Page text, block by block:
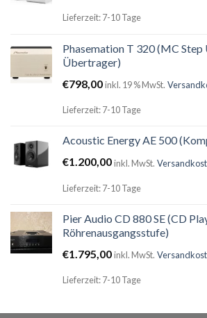
Lieferzeit: 7-10 Tage
Phasemation T 320 (MC
Übertrager)
€798,00inkl. 19 % MwSt.
Lieferzeit: 7-10 Tage
Acoustic Energy AE 500
€1.200,00inkl. MwSt.
Lieferzeit: 7-10 Tage
Pier Audio CD 880 SE (CD
Röhrenausgangsstufe)
€1.795,00inkl. MwSt.
Lieferzeit: 7-10 Tage